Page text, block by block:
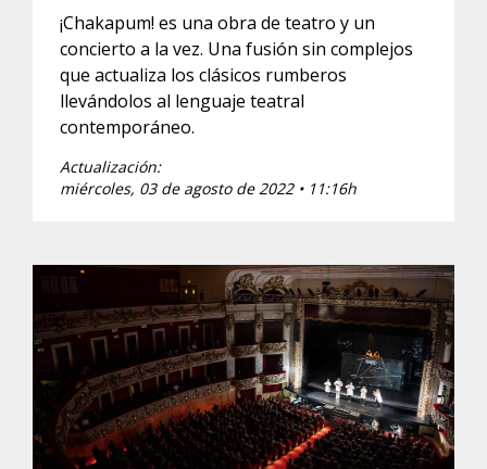
¡Chakapum! es una obra de teatro y un
concierto a la vez. Una fusión sin complejos
que actualiza los clásicos rumberos
llevándolos al lenguaje teatral
contemporáneo.
Actualización:
miércoles, 03 de agosto de 2022 • 11:16h